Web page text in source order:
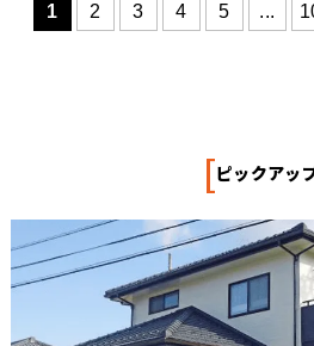
1 2 3 4 5 ...
[ピックアッ